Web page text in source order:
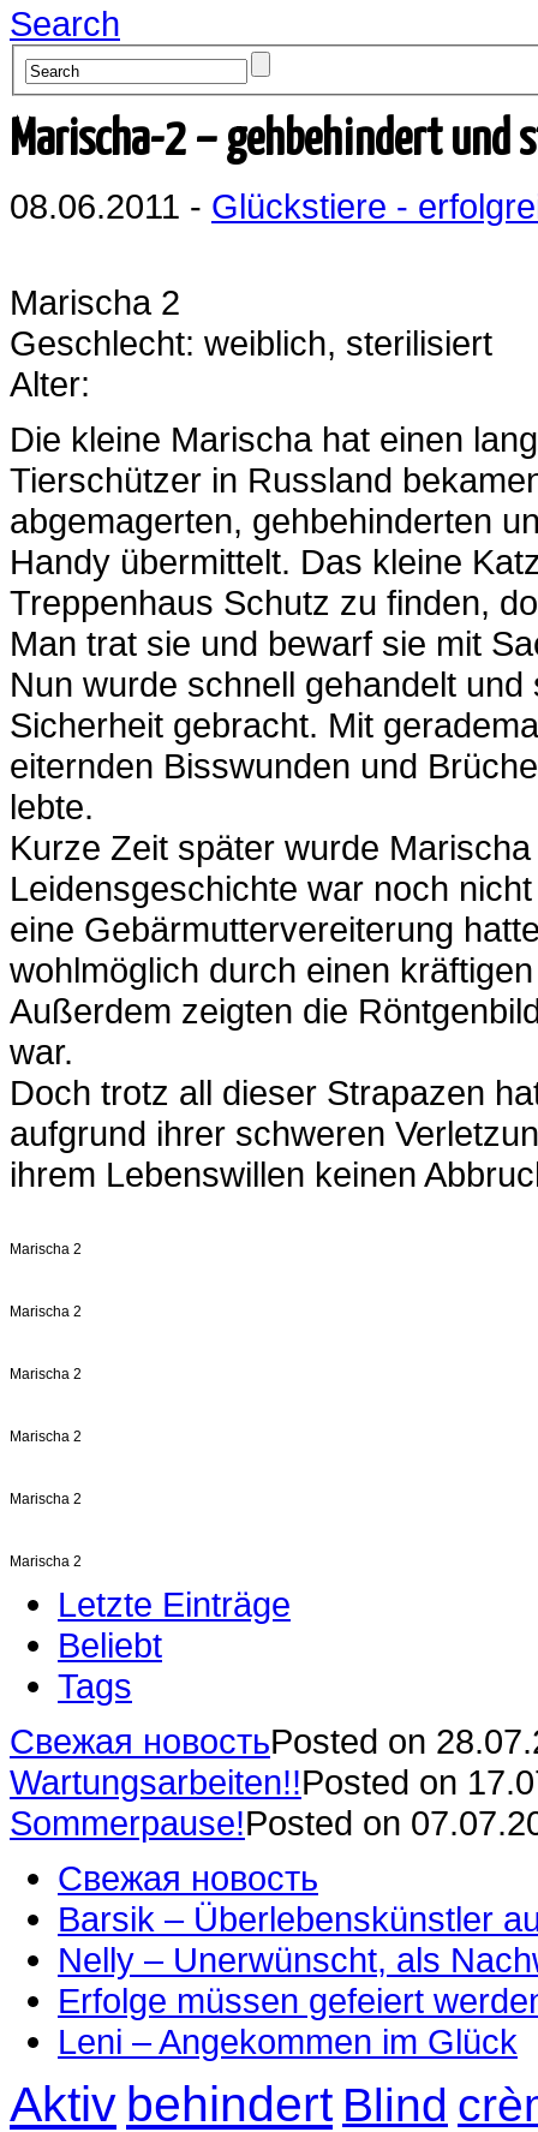
Search
Marischa-2 – gehbehindert und
08.06.2011 - Glückstiere -
Marischa 2
Geschlecht: weiblich, sterilisiert
Alter:
Die kleine Marischa hat einen
Tierschützer in Russland
abgemagerten, gehbehinderten
Handy übermittelt. Das kleine
Treppenhaus Schutz zu finden,
Man trat sie und bewarf sie mit
Nun wurde schnell gehandelt
Sicherheit gebracht. Mit
eiternden Bisswunden und
lebte.
Kurze Zeit später wurde
Leidensgeschichte war noch
eine Gebärmuttervereiterung
wohlmöglich durch einen
Außerdem zeigten die
war.
Doch trotz all dieser Strapazen
aufgrund ihrer schweren
ihrem Lebenswillen keinen
Marischa 2
Marischa 2
Marischa 2
Marischa 2
Marischa 2
Marischa 2
Letzte Einträge
Beliebt
Tags
Свежая новостьPosted on
Wartungsarbeiten!!Posted on
Sommerpause!Posted on
Свежая новость
Barsik – Überlebenskünstler
Nelly – Unerwünscht, als
Erfolge müssen gefeiert
Leni – Angekommen im Glück
Aktiv behindert Blind